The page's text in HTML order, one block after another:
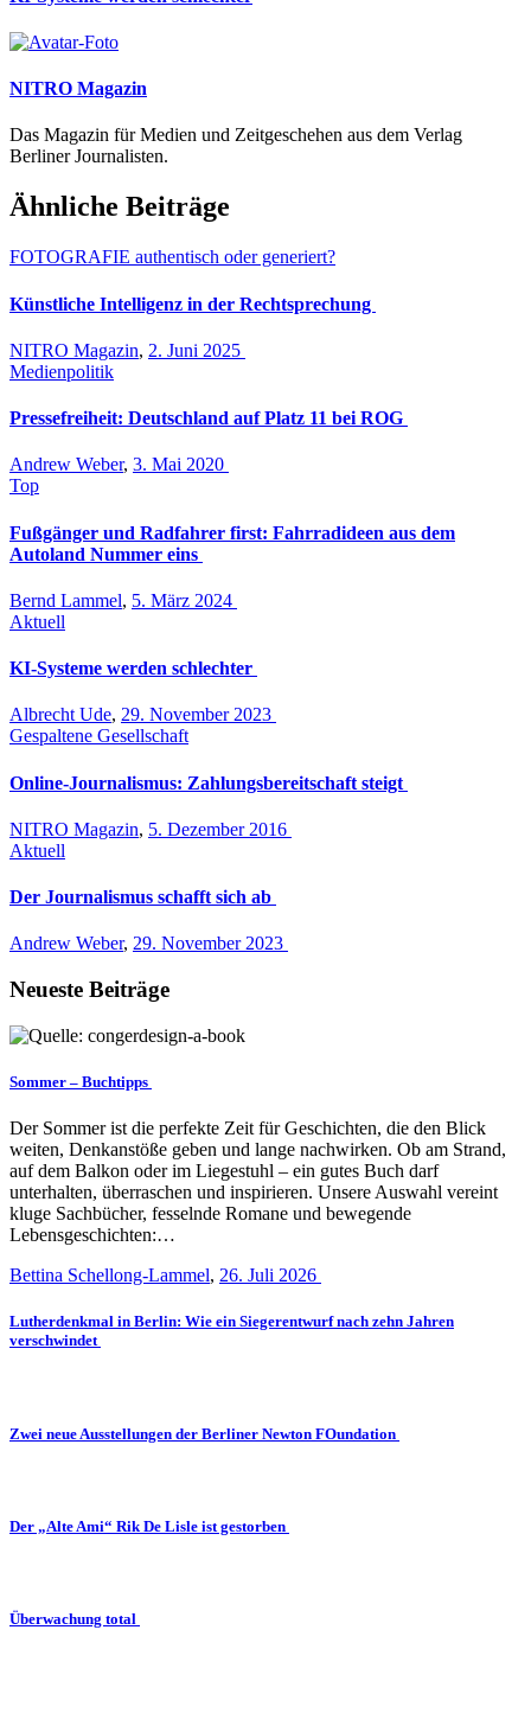
NITRO Magazin
Das Magazin für Medien und Zeitgeschehen aus dem Verlag
Berliner Journalisten.
Ähnliche Beiträge
FOTOGRAFIE authentisch oder generiert?
Künstliche Intelligenz in der Rechtsprechung
NITRO Magazin, 2. Juni 2025
Medienpolitik
Pressefreiheit: Deutschland auf Platz 11 bei ROG
Andrew Weber, 3. Mai 2020
Top
Fußgänger und Radfahrer first: Fahrradideen aus dem
Autoland Nummer eins
Bernd Lammel, 5. März 2024
Aktuell
KI-Systeme werden schlechter
Albrecht Ude, 29. November 2023
Gespaltene Gesellschaft
Online-Journalismus: Zahlungsbereitschaft steigt
NITRO Magazin, 5. Dezember 2016
Aktuell
Der Journalismus schafft sich ab
Andrew Weber, 29. November 2023
Neueste Beiträge
Sommer – Buchtipps
Der Sommer ist die perfekte Zeit für Geschichten, die den Blick
weiten, Denkanstöße geben und lange nachwirken. Ob am Strand,
auf dem Balkon oder im Liegestuhl – ein gutes Buch darf
unterhalten, überraschen und inspirieren. Unsere Auswahl vereint
kluge Sachbücher, fesselnde Romane und bewegende
Lebensgeschichten:…
Bettina Schellong-Lammel, 26. Juli 2026
Lutherdenkmal in Berlin: Wie ein Siegerentwurf nach zehn Jahren
verschwindet
Zwei neue Ausstellungen der Berliner Newton FOundation
Der „Alte Ami“ Rik De Lisle ist gestorben
Überwachung total